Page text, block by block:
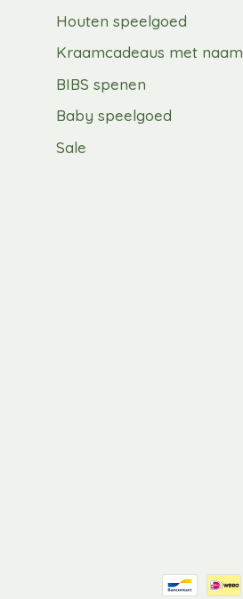
Houten speelgoed
Kraamcadeaus met naam
BIBS spenen
Baby speelgoed
Sale